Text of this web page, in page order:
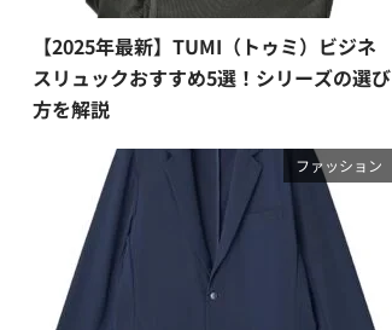
【2025年最新】TUMI（トゥミ）ビジネ
スリュックおすすめ5選！シリーズの選び
方を解説
ファッション